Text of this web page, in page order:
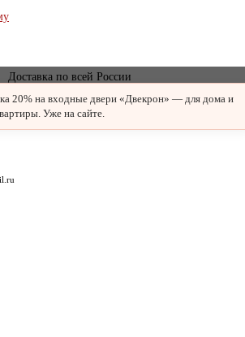
Доставка по всей России
20% на входные двери «Двекрон» — для дома и
Уже на сайте.